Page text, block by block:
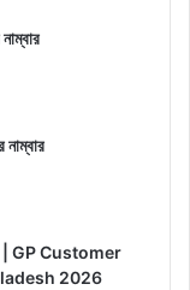
নাম্বার
| GP Customer
2026